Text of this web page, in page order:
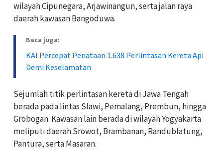
wilayah Cipunegara, Arjawinangun, serta jalan raya
daerah kawasan Bangoduwa.
Baca juga:
KAI Percepat Penataan 1.638 Perlintasan Kereta Api
Demi Keselamatan
Sejumlah titik perlintasan kereta di Jawa Tengah
berada pada lintas Slawi, Pemalang, Prembun, hingga
Grobogan. Kawasan lain berada di wilayah Yogyakarta
meliputi daerah Srowot, Brambanan, Randublatung,
Pantura, serta Masaran.